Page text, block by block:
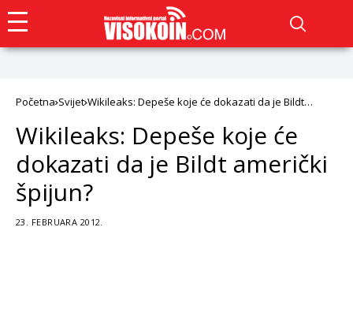
Početna Svijet Wikileaks: Depeše koje će dokazati da je Bildt
Wikileaks: Depeše koje će
dokazati da je Bildt američki
špijun?
23. FEBRUARA 2012.